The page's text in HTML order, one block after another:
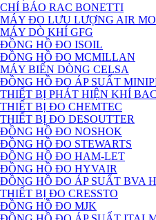
CHỈ BÁO RAC BONETTI
MÁY ĐO LƯU LƯỢNG AIR
MÁY DÒ KHÍ GFG
ĐỒNG HỒ ĐO ISOIL
ĐỒNG HỒ ĐO MCMILLAN
MÁY BIẾN DÒNG CELSA
ĐỒNG HỒ ĐO ÁP SUẤT
THIẾT BỊ PHÁT HIỆN KHÍ
THIẾT BỊ ĐO CHEMTEC
THIẾT BỊ ĐO DESOUTTER
ĐỒNG HỒ ĐO NOSHOK
ĐỒNG HỒ ĐO STEWARTS
ĐỒNG HỒ ĐO HAM-LET
ĐỒNG HỒ ĐO HYVAIR
ĐỒNG HỒ ĐO ÁP SUẤT BVA
THIẾT BỊ ĐO CRESSTO
ĐỒNG HỒ ĐO MJK